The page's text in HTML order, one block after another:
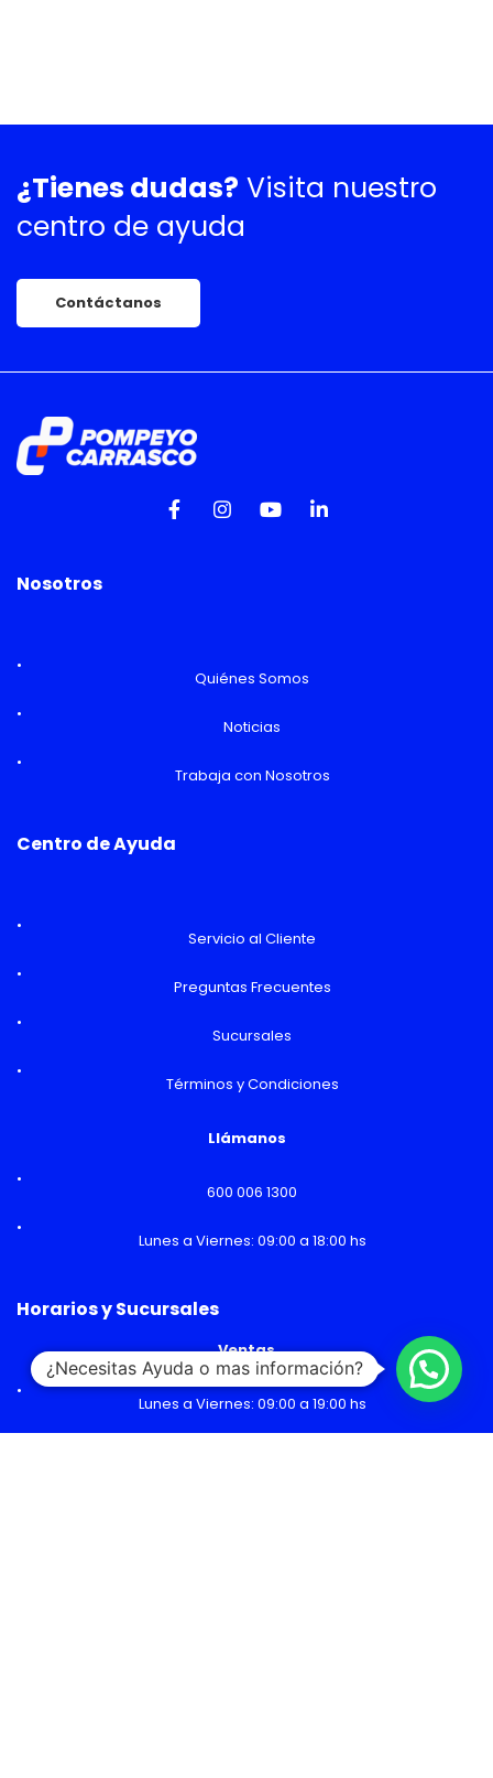
¿Tienes dudas? Visita nuestro
centro de ayuda
Contáctanos
Nosotros
Quiénes Somos
Noticias
Trabaja con Nosotros
Centro de Ayuda
Servicio al Cliente
Preguntas Frecuentes
Sucursales
Términos y Condiciones
Llámanos
600 006 1300
Lunes a Viernes: 09:00 a 18:00 hs
Horarios y Sucursales
Ventas
Lunes a Viernes: 09:00 a 19:00 hs
¿Necesitas Ayuda o mas información?